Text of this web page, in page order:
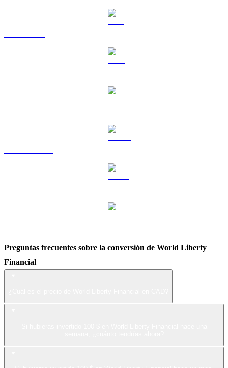
Preguntas frecuentes sobre la conversión de World Liberty
Financial